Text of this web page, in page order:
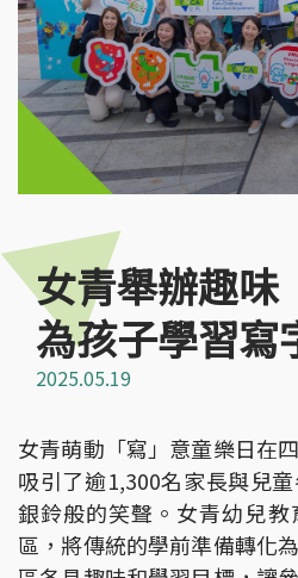
女青舉辦趣味
為孩子學習寫
2025.05.19
女青萌動「寫」意童樂日在
吸引了逾1,300名家長與兒
銀鈴般的笑聲。女青幼兒
區，將傳統的學前準備轉化